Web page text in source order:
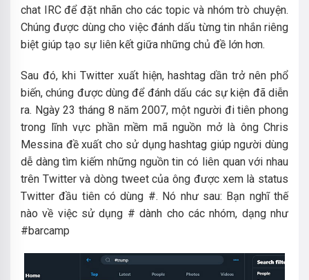
chat IRC để đặt nhãn cho các topic và nhóm trò chuyện.
Chúng được dùng cho việc đánh dấu từng tin nhắn riêng
biệt giúp tạo sự liên kết giữa những chủ đề lớn hơn.
Sau đó, khi Twitter xuất hiện, hashtag dần trở nên phổ
biến, chúng được dùng để đánh dấu các sự kiện đã diễn
ra. Ngày 23 tháng 8 năm 2007, một người đi tiên phong
trong lĩnh vực phần mềm mã nguồn mở là ông Chris
Messina đề xuất cho sử dụng hashtag giúp người dùng
dễ dàng tìm kiếm những nguồn tin có liên quan với nhau
trên Twitter và dòng tweet của ông được xem là status
Twitter đầu tiên có dùng #. Nó như sau: Bạn nghĩ thế
nào về việc sử dụng # dành cho các nhóm, dạng như
#barcamp